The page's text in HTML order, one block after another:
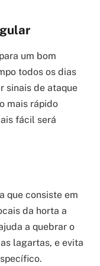
um bom
todos os dias
sinais de ataque
mais rápido
fácil será
que consiste em
da horta a
a quebrar o
lagartas, e evita